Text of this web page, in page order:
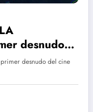
desnudo
desnudo del cine